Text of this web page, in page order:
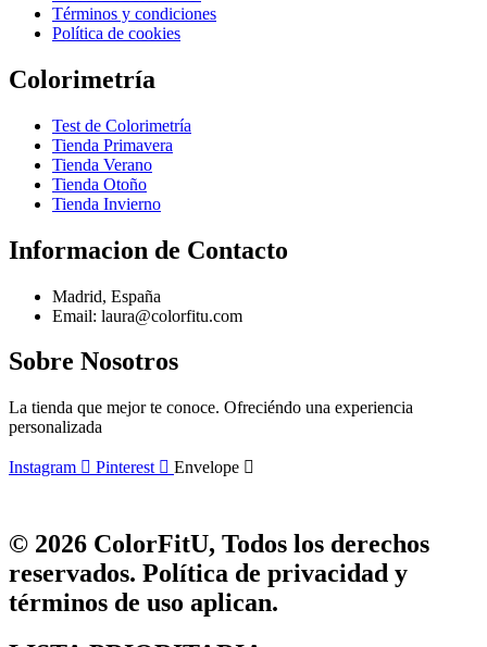
Términos y condiciones
Política de cookies
Colorimetría
Test de Colorimetría
Tienda Primavera
Tienda Verano
Tienda Otoño
Tienda Invierno
Informacion de Contacto
Madrid, España
Email: laura@colorfitu.com
Sobre Nosotros
La tienda que mejor te conoce. Ofreciéndo una experiencia
personalizada
Instagram Pinterest Envelope
© 2026 ColorFitU, Todos los derechos
reservados. Política de privacidad y
términos de uso aplican.